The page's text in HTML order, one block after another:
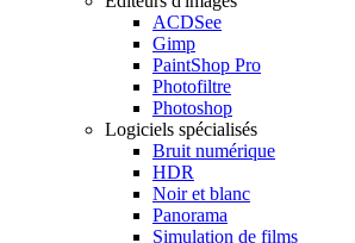
ACDSee
Gimp
PaintShop Pro
Photofiltre
Photoshop
Logiciels spécialisés
Bruit numérique
HDR
Noir et blanc
Panorama
Simulation de films